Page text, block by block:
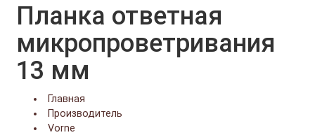
Планка ответная
микропроветривания
13 мм
Главная
Производитель
Vorne